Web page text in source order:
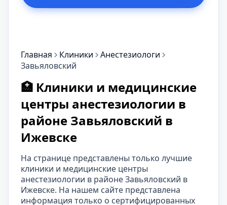
Главная Клиники
Анестезиологи
Завьяловский
🏥 Клиники и медицинские
центры анестезиологии в
районе Завьяловский в
Ижевске
На странице представлены только лучшие
клиники и медицинские центры
анестезиологии в районе Завьяловский в
Ижевске. На нашем сайте представлена
информация только о сертифицированных